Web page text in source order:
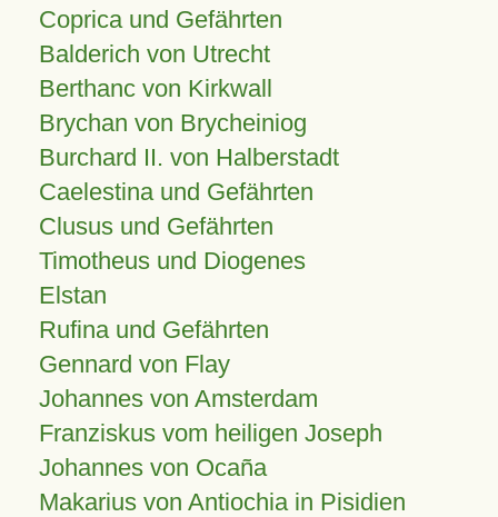
Coprica und Gefährten
Balderich von Utrecht
Berthanc von Kirkwall
Brychan von Brycheiniog
Burchard II. von Halberstadt
Caelestina und Gefährten
Clusus und Gefährten
Timotheus und Diogenes
Elstan
Rufina und Gefährten
Gennard von Flay
Johannes von Amsterdam
Franziskus vom heiligen Joseph
Johannes von Ocaña
Makarius von Antiochia in Pisidien